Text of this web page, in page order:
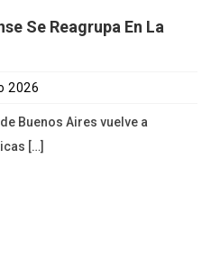
Se Reagrupa En La
2026
Buenos Aires vuelve a
[…]